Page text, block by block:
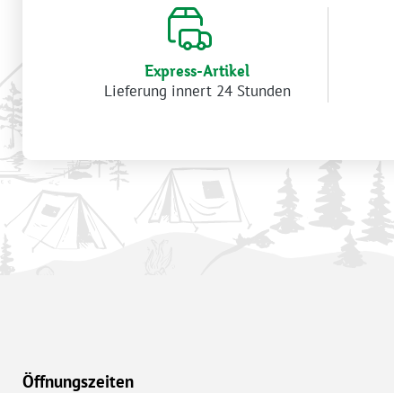
Express-Artikel
Lieferung innert 24 Stunden
Öffnungszeiten